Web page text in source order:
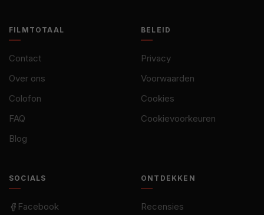
FILMTOTAAL
Contact
Over ons
Colofon
FAQ
Blog
BELEID
Privacy
Voorwaarden
Cookies
Cookievoorkeuren
SOCIALS
Facebook
ONTDEKKEN
Recensies